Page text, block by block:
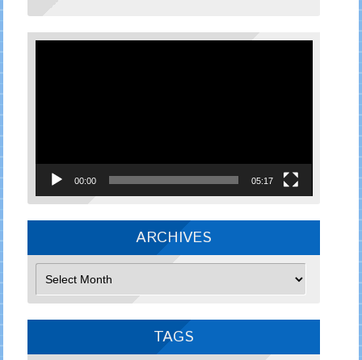
00:00 05:17
ARCHIVES
TAGS